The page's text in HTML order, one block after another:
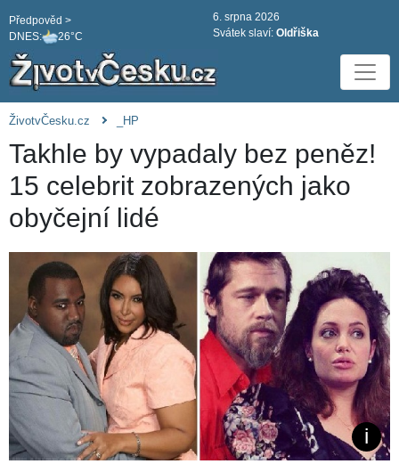
DNES: 26°C
Předpověd >
6. srpna 2026
Svátek slaví: Oldřiška
ŽivotvČesku.cz _HP
Takhle by vypadaly bez peněz!
15 celebrit zobrazených jako
obyčejní lidé